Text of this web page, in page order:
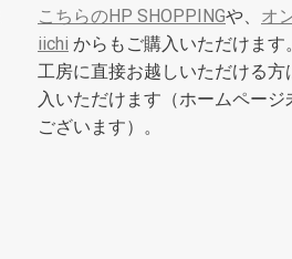
こちらのHP SHOPPINGや、 オ
iichi からもご購入いただけます。
工房に直接お越しいただける方
入いただけます（ホームペー
ございます）。